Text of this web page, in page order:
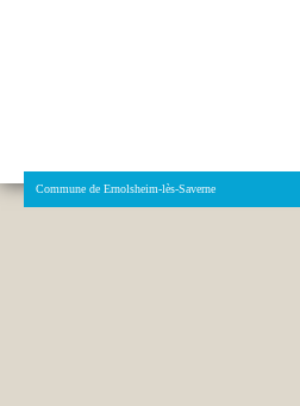
Commune de Ernolsheim-lès-Saverne